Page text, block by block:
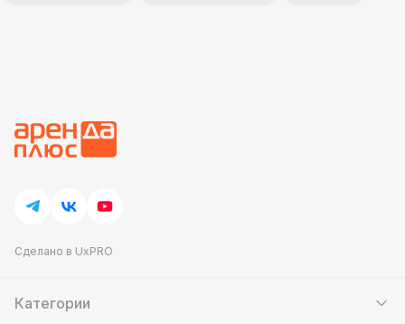
Сделано в UxPRO
Категории